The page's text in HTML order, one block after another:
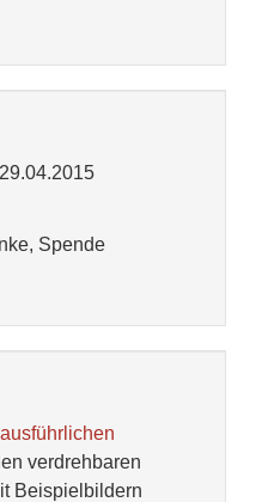
Spende
ausführlichen
verdrehbaren
Beispielbildern